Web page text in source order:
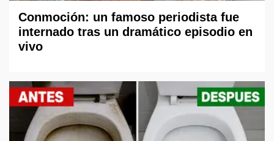
Conmoción: un famoso periodista fue
internado tras un dramático episodio en
vivo